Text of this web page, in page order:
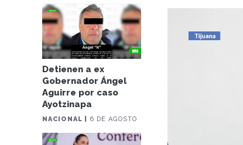
Detienen a ex
Gobernador Ángel
Aguirre por caso
Ayotzinapa
NACIONAL | 6 DE AGOSTO